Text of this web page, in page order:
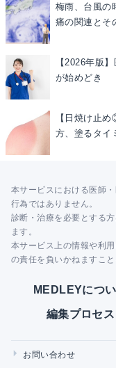
梅雨、台風の
痛の関連とそ
【2026年版
が始めどき
【日焼け止
方、塗るタイ
本サービスにおける医師
行為ではありません。
診断・治療を必要とする
ます。
本サービス上の情報や利
の責任を負いかねますこと
MEDLEYにつ
編集プロセス
お問い合わせ